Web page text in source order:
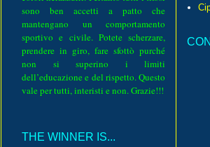
sono ben accetti a patto che
mantengano un comportamento
sportivo e civile. Potete scherzare,
prendere in giro, fare sfottò purché
non si superino i limiti
dell’educazione e del rispetto. Questo
vale per tutti, interisti e non. Grazie!!!
THE WINNER IS...